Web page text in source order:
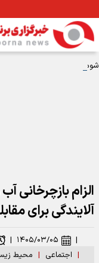
شومی و نحسی ماه صفر فقط
الزام بازچرخانی
آلایندگی برای
| اجتماعی | محیط
| ۱۴۰۵/۰۳/۰۵ |